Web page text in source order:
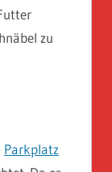
zu
Parkplatz